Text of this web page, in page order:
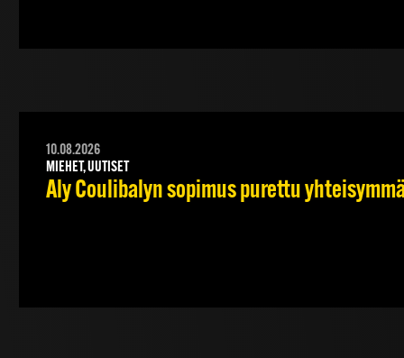
10.08.2026
MIEHET, UUTISET
Aly Coulibalyn sopimus purettu